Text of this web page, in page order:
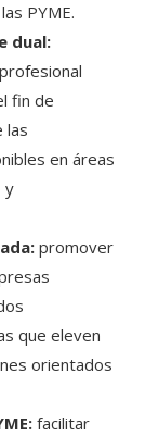
PYME.
dual:
fin de
las
en áreas
y
promover
que eleven
orientados
facilitar